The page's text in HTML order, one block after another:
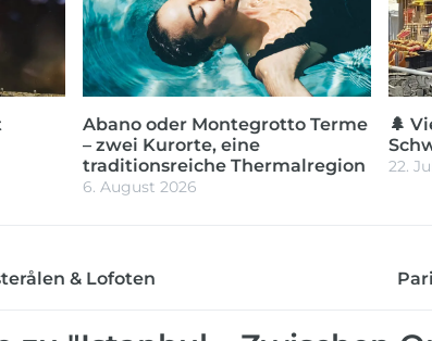
Abano oder Montegrotto Terme
– zwei Kurorte, eine
traditionsreiche Thermalregion
6. August 2026
🌲
22.
& Lofoten